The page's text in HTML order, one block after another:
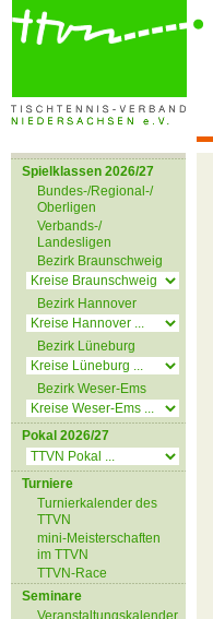
Spielklassen 2026/27
Bundes-/Regional-/
Oberligen
Verbands-/
Landesligen
Bezirk Braunschweig
Bezirk Hannover
Bezirk Lüneburg
Bezirk Weser-Ems
Pokal 2026/27
Turniere
Turnierkalender des
TTVN
mini-Meisterschaften
im TTVN
TTVN-Race
Seminare
Veranstaltungskalender